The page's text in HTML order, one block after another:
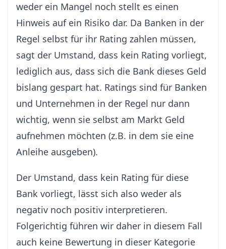
weder ein Mangel noch stellt es einen
Hinweis auf ein Risiko dar. Da Banken in der
Regel selbst für ihr Rating zahlen müssen,
sagt der Umstand, dass kein Rating vorliegt,
lediglich aus, dass sich die Bank dieses Geld
bislang gespart hat. Ratings sind für Banken
und Unternehmen in der Regel nur dann
wichtig, wenn sie selbst am Markt Geld
aufnehmen möchten (z.B. in dem sie eine
Anleihe ausgeben).
Der Umstand, dass kein Rating für diese
Bank vorliegt, lässt sich also weder als
negativ noch positiv interpretieren.
Folgerichtig führen wir daher in diesem Fall
auch keine Bewertung in dieser Kategorie